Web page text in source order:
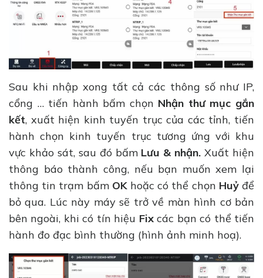
Sau khi nhập xong tất cả các thông số như IP,
cổng … tiến hành bấm chọn Nhận thư mục gắn
kết, xuất hiện kinh tuyến trục của các tỉnh, tiến
hành chọn kinh tuyến trục tương ứng với khu
vực khảo sát, sau đó bấm Lưu & nhận.Xuất hiện
thông báo thành công, nếu bạn muốn xem lại
thông tin trạm bấm OK hoặc có thể chọn Huỷđể
bỏ qua. Lúc này máy sẽ trở về màn hình cơ bản
bên ngoài, khi có tín hiệu Fixcác bạn có thể tiến
hành đo đạc bình thường (hình ảnh minh hoạ).